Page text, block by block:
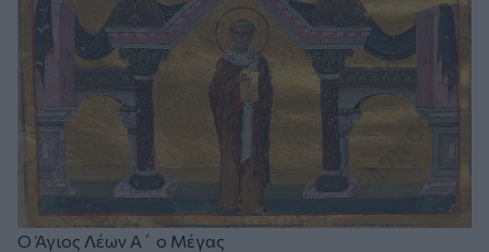
Ο Άγιος Λέων Α΄ ο Μέγας